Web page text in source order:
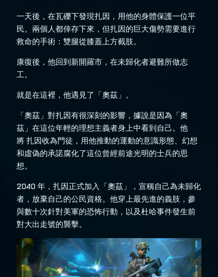
一天後，在瓦礫下發現扎因，用他的身體保護一位平
民。兩個人都倖存下來，但扎因的巨大傷勢需要進行
救命的手術：雙腿從膝蓋上方截肢。
康復後，他回到新開羅市，在未歸化者避難所做志
工。
就是在這裡，他遇見了「奧茲」。
「奧茲」對扎因有很深刻的影響，據說是因為「奧
茲」在這位年輕的理想主義者身上中看到自己。他
將 扎因收為門徒，用他推動的運動的意識形態、幻想
和虛偽的承諾腐化了這位曾經前途光明的士兵的思
想。
2040 年，扎因正式加入「奧茲」，宣稱自己為未歸化
者，放棄自己的公民資格。他穿上最先進的義肢，參
與數十次針對美軍的恐怖行動，以及杜哈事件發生前
對大出走號的襲擊。